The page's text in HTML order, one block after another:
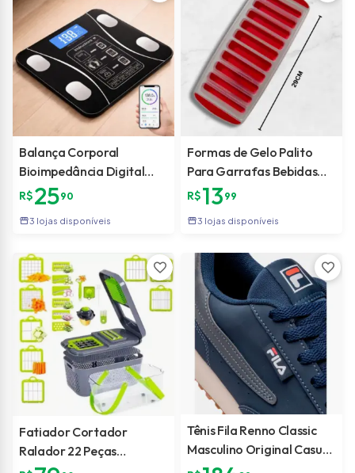
Balança Corporal
Bioimpedância Digital
Com App Profissional
180kg
R$25 90
storefront3 lojas disponíveis
Formas de Gelo Palito
Para Garrafas Bebidas
Forma de Silicone Prática
e Flexível
R$13 99
storefront3 lojas disponíveis
favorite
Fatiador Cortador
Ralador 22 Peças
favorite
Tênis Fila Renno Classic
Masculino Original Casual
Retrô Fila